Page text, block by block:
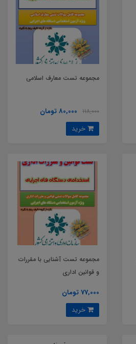
مجموعه تست معارف اسلامی
118,000 80,000 تومان
مجموعه تست آشنایی با مقررات
و قوانین اداری
77,000 تومان